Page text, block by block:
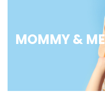
MOMMY & ME